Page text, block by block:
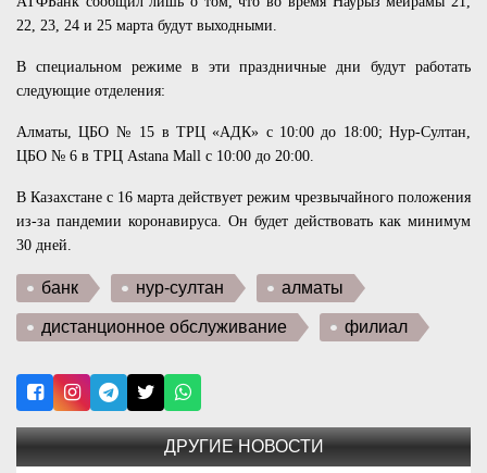
22, 23, 24 и 25 марта будут выходными.
В специальном режиме в эти праздничные дни будут работать
следующие отделения:
Алматы, ЦБО № 15 в ТРЦ «АДК» с 10:00 до 18:00; Нур-Султан,
ЦБО № 6 в ТРЦ Аstana Mall с 10:00 до 20:00.
В Казахстане с 16 марта действует режим чрезвычайного положения
из-за пандемии коронавируса. Он будет действовать как минимум
30 дней.
банк нур-султан алматы
дистанционное обслуживание филиал
ДРУГИЕ НОВОСТИ